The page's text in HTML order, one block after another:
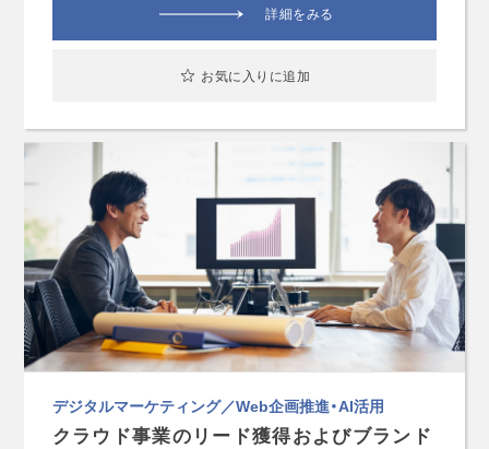
詳細をみる
お気に入りに追加
デジタルマーケティング／Web企画推進・AI活用
クラウド事業のリード獲得およびブランド